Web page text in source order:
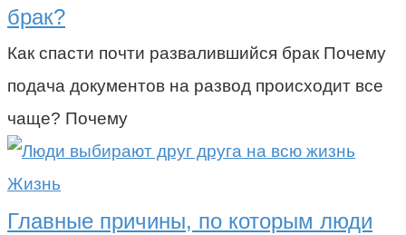
брак?
Как спасти почти развалившийся брак Почему
подача документов на развод происходит все
чаще? Почему
Жизнь
Главные причины, по которым люди